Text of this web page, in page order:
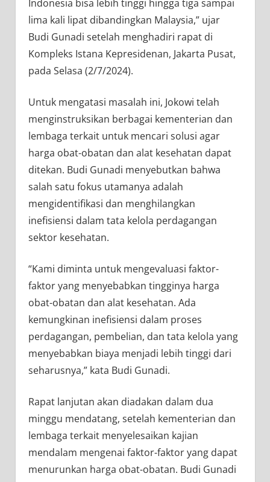
Indonesia bisa lebih tinggi hingga tiga sampai
lima kali lipat dibandingkan Malaysia,” ujar
Budi Gunadi setelah menghadiri rapat di
Kompleks Istana Kepresidenan, Jakarta Pusat,
pada Selasa (2/7/2024).
Untuk mengatasi masalah ini, Jokowi telah
menginstruksikan berbagai kementerian dan
lembaga terkait untuk mencari solusi agar
harga obat-obatan dan alat kesehatan dapat
ditekan. Budi Gunadi menyebutkan bahwa
salah satu fokus utamanya adalah
mengidentifikasi dan menghilangkan
inefisiensi dalam tata kelola perdagangan
sektor kesehatan.
“Kami diminta untuk mengevaluasi faktor-
faktor yang menyebabkan tingginya harga
obat-obatan dan alat kesehatan. Ada
kemungkinan inefisiensi dalam proses
perdagangan, pembelian, dan tata kelola yang
menyebabkan biaya menjadi lebih tinggi dari
seharusnya,” kata Budi Gunadi.
Rapat lanjutan akan diadakan dalam dua
minggu mendatang, setelah kementerian dan
lembaga terkait menyelesaikan kajian
mendalam mengenai faktor-faktor yang dapat
menurunkan harga obat-obatan. Budi Gunadi